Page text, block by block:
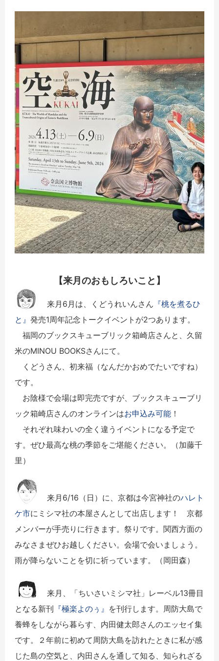
【来月のおもしろいこと】
来月6月は、くどうれいんさん 『桃を煮るひ
と』 発売1周年記念トークイベントが2つあります。
福岡のブックスキューブリック箱崎店さんと、久留
米のMINOU BOOKSさんにて。
くどうさん、初来福（なんだかおめでたいですね）
です。
お陰様で会場は即完売ですが、ブックスキューブリ
ック箱崎店さんのオンラインはお申込み可能 ！
それぞれ味わいの全く違うイベントになる予定で
す。ぜひ最高な桃の季節をご堪能ください。（加藤千
里）
来月6/16（日）に、京都は今宮神社のハレト
ケ市にミシマ社の本屋さんとして出店します！ 京都
メンバーが手売りに行きます。祭りです。関西方面の
みなさまぜひお越しください。会場で会いましょう。
雨が降らないことを切に祈っています。（岡田森）
来月、「ちいさいミシマ社」レーベル13冊目
となる新刊 『極楽よのぅ』 を刊行します。周防大島で
養蜂をしながら暮らす、内田健太郎さんのエッセイ集
です。２年前に初めて周防大島を訪れたときに私が感
じた島の空気と、内田さんを通して知る、知られざる